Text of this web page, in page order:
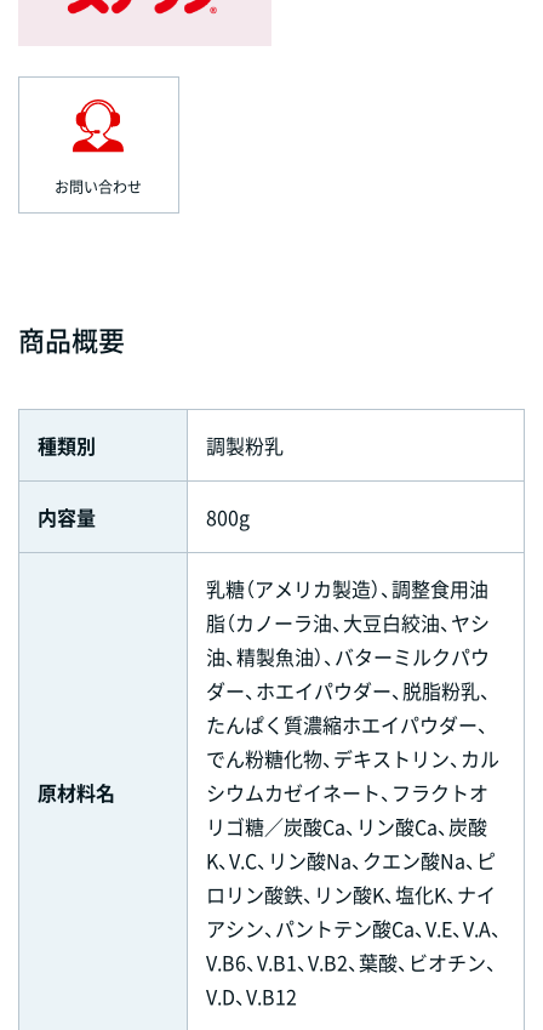
お問い合わせ
商品概要
種類別 調製粉乳
内容量 800g
原材料名
乳糖（アメリカ製造）、調整食用油
脂（カノーラ油、大豆白絞油、ヤシ
油、精製魚油）、バターミルクパウ
ダー、ホエイパウダー、脱脂粉乳、
たんぱく質濃縮ホエイパウダー、
でん粉糖化物、デキストリン、カル
シウムカゼイネート、フラクトオ
リゴ糖／炭酸Ca、リン酸Ca、炭酸
K、V.C、リン酸Na、クエン酸Na、ピ
ロリン酸鉄、リン酸K、塩化K、ナイ
アシン、パントテン酸Ca、V.E、V.A、
V.B6、V.B1、V.B2、葉酸、ビオチン、
V.D、V.B12